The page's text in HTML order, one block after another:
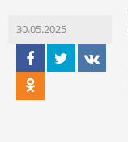
30.05.2025